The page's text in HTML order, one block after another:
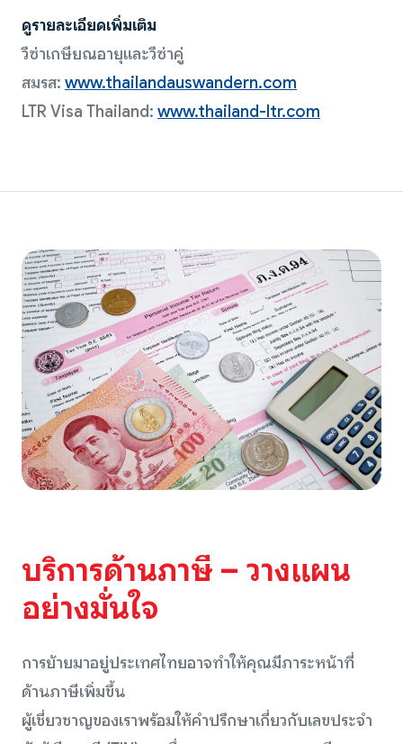
ดูรายละเอียดเพิ่มเติม
วีซ่าเกษียณอายุและวีซ่าคู่
สมรส: www.thailandauswandern.com
LTR Visa Thailand: www.thailand-ltr.com
บริการด้านภาษี – วางแผน
อย่างมั่นใจ
การย้ายมาอยู่ประเทศไทยอาจทำให้คุณมีภาระหน้าที่
ด้านภาษีเพิ่มขึ้น
ผู้เชี่ยวชาญของเราพร้อมให้คำปรึกษาเกี่ยวกับเลขประจำ